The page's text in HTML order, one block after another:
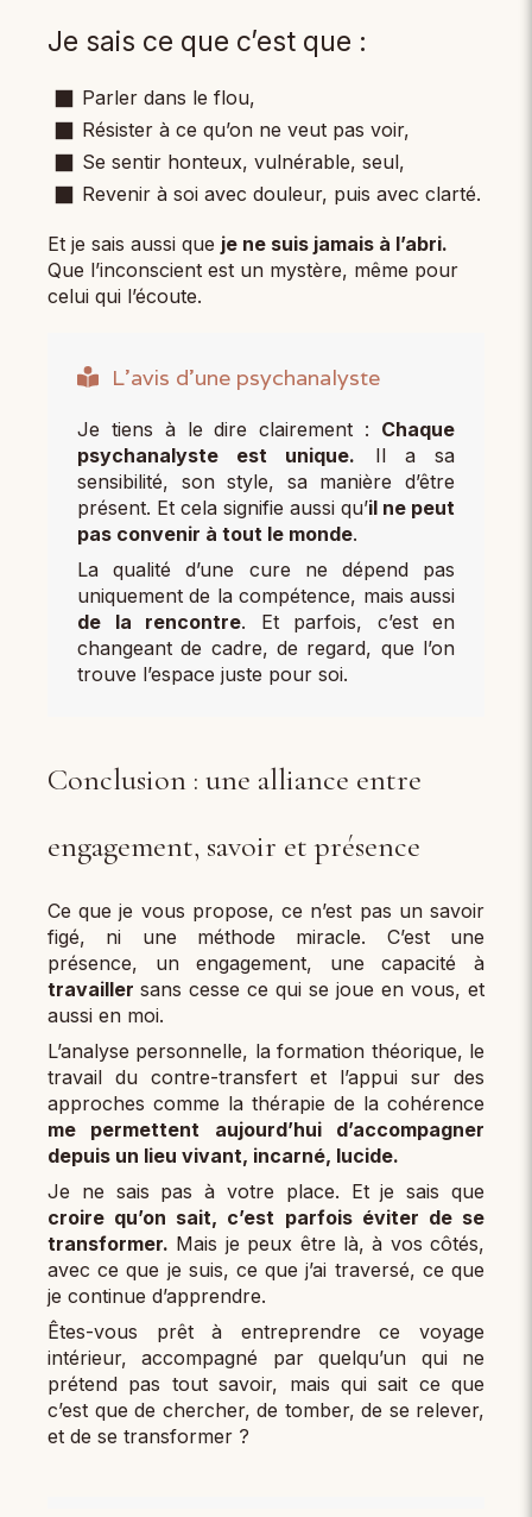
Je sais ce que c’est que :
Parler dans le flou,
Résister à ce qu’on ne veut pas voir,
Se sentir honteux, vulnérable, seul,
Revenir à soi avec douleur, puis avec clarté.
Et je sais aussi que je ne suis jamais à l’abri.
Que l’inconscient est un mystère, même pour
celui qui l’écoute.
L'avis d'une psychanalyste
Je tiens à le dire clairement : Chaque
psychanalyste est unique. Il a sa
sensibilité, son style, sa manière d’être
présent. Et cela signifie aussi qu’il ne peut
pas convenir à tout le monde.
La qualité d’une cure ne dépend pas
uniquement de la compétence, mais aussi
de la rencontre. Et parfois, c’est en
changeant de cadre, de regard, que l’on
trouve l’espace juste pour soi.
Conclusion : une alliance entre
engagement, savoir et présence
Ce que je vous propose, ce n’est pas un savoir
figé, ni une méthode miracle. C’est une
présence, un engagement, une capacité à
travailler sans cesse ce qui se joue en vous, et
aussi en moi.
L’analyse personnelle, la formation théorique, le
travail du contre-transfert et l’appui sur des
approches comme la thérapie de la cohérence
me permettent aujourd’hui d’accompagner
depuis un lieu vivant, incarné, lucide.
Je ne sais pas à votre place. Et je sais que
croire qu’on sait, c’est parfois éviter de se
transformer. Mais je peux être là, à vos côtés,
avec ce que je suis, ce que j’ai traversé, ce que
je continue d’apprendre.
Êtes-vous prêt à entreprendre ce voyage
intérieur, accompagné par quelqu’un qui ne
prétend pas tout savoir, mais qui sait ce que
c’est que de chercher, de tomber, de se relever,
et de se transformer ?